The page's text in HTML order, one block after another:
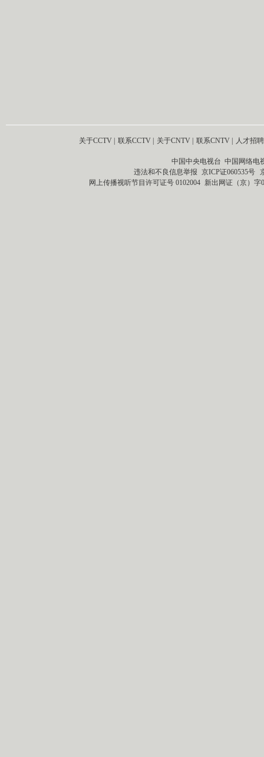
关于CCTV 联系CCTV 关于CNTV 联系CNTV 人才招聘
中国中央电视台 中国网络电
违法和不良信息举报 京ICP证060535号
网上传播视听节目许可证号 0102004 新出网证（京）